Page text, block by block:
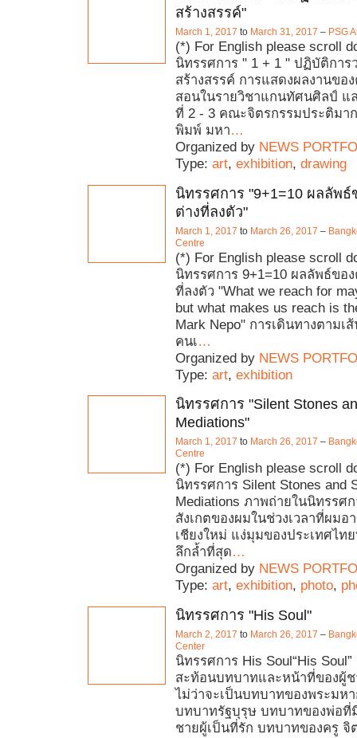
สร้างสรรค์"
March 1, 2017 to March 31, 2017 – PSG
(*) For English please scroll
นิทรรศการ " 1 + 1 " ปฏิบัติการ
สร้างสรรค์ การแสดงผลงานขอ
สอนในรายวิชาแกนทัศนศิลป์ แ
ที่ 2 - 3 คณะจิตรกรรมประติมา
พิมพ์ มหา…
Organized by NEWS
Type: art, exhibition, drawing
นิทรรศการ "9+1=10 ผลลัพ
ต่างที่ลงตัว"
March 1, 2017 to March 26, 2017 –
Centre
(*) For English please scroll
นิทรรศการ 9+1=10 ผลลัพธ์ขอ
ที่ลงตัว "What we reach for
but what makes us reach is
Mark Nepo" การเดินทางตามเ
คนเ…
Organized by NEWS
Type: art, exhibition
นิทรรศการ "Silent Stones
Mediations"
March 1, 2017 to March 26, 2017 –
Centre
(*) For English please scroll
นิทรรศการ Silent Stones and
Mediations ภาพถ่ายในนิทรรศ
สังเกตของผมในช่วงเวลาที่ผมอ
เชียงใหม่ แง่มุมของประเทศไท
ลึกล้ำที่สุด…
Organized by NEWS
Type: art, exhibition, photo,
นิทรรศการ "His Soul"
March 2, 2017 to March 26, 2017 –
Center
นิทรรศการ His Soul“His
สะท้อนบทบาทและหน้าที่ของผู้
ไม่ว่าจะเป็นบทบาทของพระมห
บทบาทรัฐบุรุษ บทบาทของพ่อที่
ชายผู้เป็นที่รัก บทบาทของครู จิ